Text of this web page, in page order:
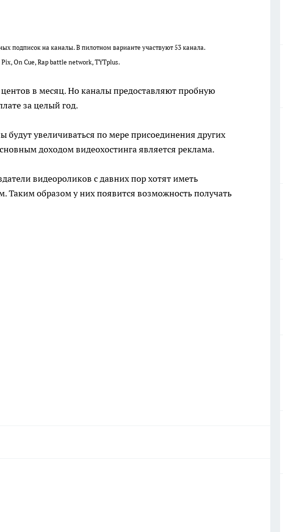
подписок на каналы. В пилотном варианте участвуют 53 канала.
On Cue, Rap battle network, TYTplus.
в месяц. Но каналы предоставляют пробную
за целый год.
будут увеличиваться по мере присоединения других
доходом видеохостинга является реклама.
видеороликов с давних пор хотят иметь
Таким образом у них появится возможность получать